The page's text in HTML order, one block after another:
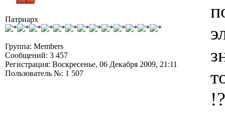
Патриарх
Группа: Members
Сообщений: 3 457
Регистрация: Воскресенье, 06 Декабря 2009, 21:11
Пользователь №: 1 507